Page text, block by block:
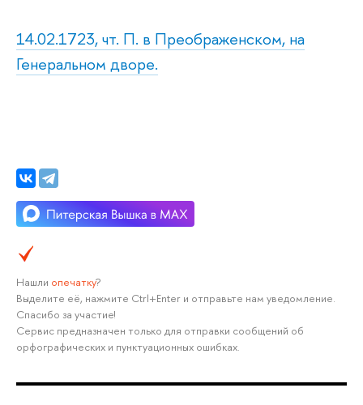
14.02.1723, чт. П. в Преображенском, на
Генеральном дворе.
Нашли опечатку?
Выделите её, нажмите Ctrl+Enter и отправьте нам уведомление.
Спасибо за участие!
Сервис предназначен только для отправки сообщений об
орфографических и пунктуационных ошибках.